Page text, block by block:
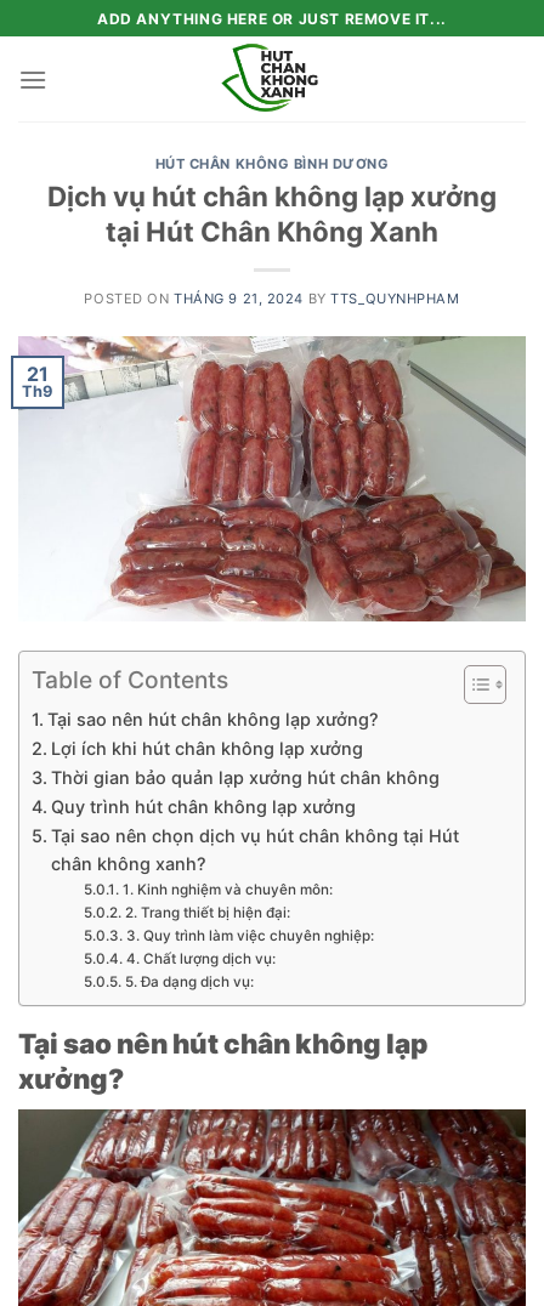
to
content
ADD ANYTHING HERE OR JUST REMOVE IT...
HÚT CHÂN KHÔNG BÌNH DƯƠNG
Dịch vụ hút chân không lạp xưởng
tại Hút Chân Không Xanh
POSTED ONTHÁNG 9 21, 2024 BYTTS_QUYNHPHAM
21
Th9
Table of Contents
Tại sao nên hút chân không lạp xưởng?
Lợi ích khi hút chân không lạp xưởng
Thời gian bảo quản lạp xưởng hút chân không
Quy trình hút chân không lạp xưởng
Tại sao nên chọn dịch vụ hút chân không tại Hút
chân không xanh?
1. Kinh nghiệm và chuyên môn:
2. Trang thiết bị hiện đại:
3. Quy trình làm việc chuyên nghiệp:
4. Chất lượng dịch vụ:
5. Đa dạng dịch vụ:
Tại sao nên hút chân không lạp
xưởng?